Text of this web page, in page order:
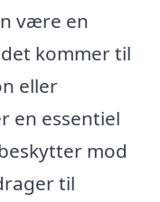
være en
kommer til
eller
en essentiel
mod
til